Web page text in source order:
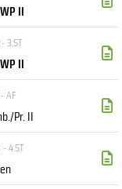
II
3.ST
II
AF
Pr. II
4.ST